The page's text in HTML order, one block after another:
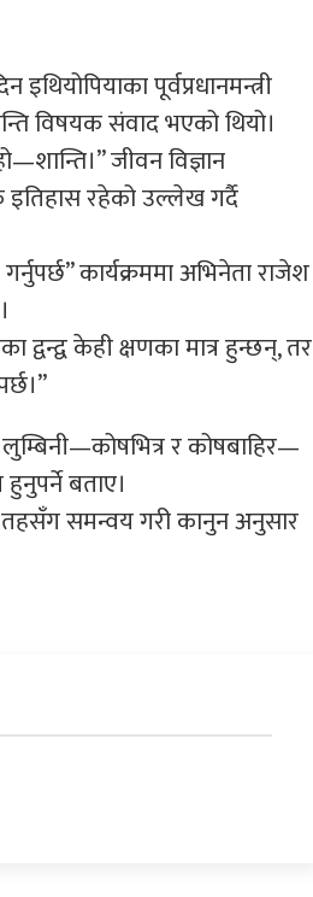
पूर्वप्रधानमन्त्री
विषयक संवाद भएको थियो।
जीवन विज्ञान
इतिहास रहेको उल्लेख गर्दै
कार्यक्रममा अभिनेता राजेश
केही क्षणका मात्र हुन्छन्, तर
र कोषबाहिर—
बताए।
तहसँग समन्वय गरी कानुन अनुसार